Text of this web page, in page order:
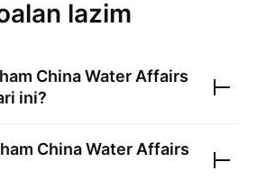
lazim
China Water Affairs
ini?
China Water Affairs